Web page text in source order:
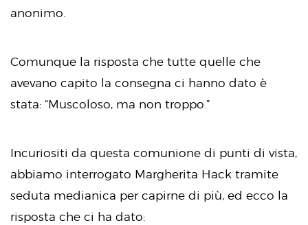
anonimo.
Comunque la risposta che tutte quelle che
avevano capito la consegna ci hanno dato è
stata: “Muscoloso, ma non troppo.”
Incuriositi da questa comunione di punti di vista,
abbiamo interrogato Margherita Hack tramite
seduta medianica per capirne di più, ed ecco la
risposta che ci ha dato: